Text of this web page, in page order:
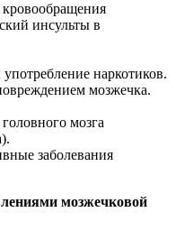
инсульты в
наркотиков.
мозжечка.
мозга
заболевания
мозжечковой